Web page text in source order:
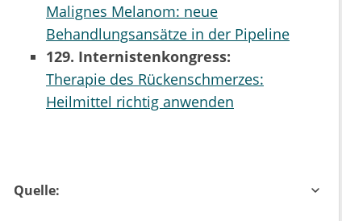
Malignes Melanom: neue
Behandlungsansätze in der Pipeline
129. Internistenkongress:
Therapie des Rückenschmerzes:
Heilmittel richtig anwenden
Quelle: